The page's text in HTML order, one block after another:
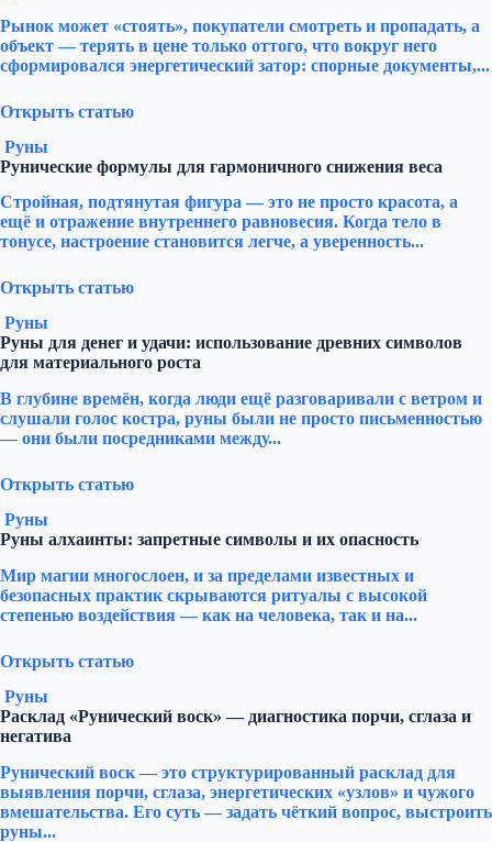
Рынок может «стоять», покупатели смотреть и пропадать, а
объект — терять в цене только оттого, что вокруг него
сформировался энергетический затор: спорные документы,...
Открыть статью
Руны
Рунические формулы для гармоничного снижения веса
Стройная, подтянутая фигура — это не просто красота, а
ещё и отражение внутреннего равновесия. Когда тело в
тонусе, настроение становится легче, а уверенность...
Открыть статью
Руны
Руны для денег и удачи: использование древних символов
для материального роста
В глубине времён, когда люди ещё разговаривали с ветром и
слушали голос костра, руны были не просто письменностью
— они были посредниками между...
Открыть статью
Руны
Руны алхаинты: запретные символы и их опасность
Мир магии многослоен, и за пределами известных и
безопасных практик скрываются ритуалы с высокой
степенью воздействия — как на человека, так и на...
Открыть статью
Руны
Расклад «Рунический воск» — диагностика порчи, сглаза и
негатива
Рунический воск — это структурированный расклад для
выявления порчи, сглаза, энергетических «узлов» и чужого
вмешательства. Его суть — задать чёткий вопрос, выстроить
руны...